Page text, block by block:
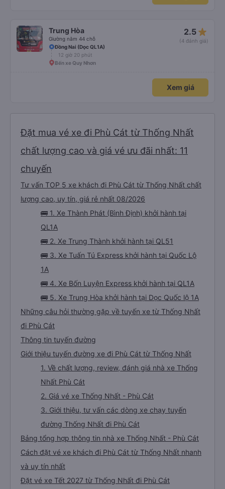
Trung Hòa
Giường nằm 44 chỗ
2.5 star_rate
(4 đánh giá)
Đồng Nai (Dọc QL1A)
12 giờ 20 phút
Bến xe Quy Nhơn
Xem giá
Đặt mua vé xe đi Phù Cát từ Thống Nhất
chất lượng cao và giá vé ưu đãi nhất: 11
chuyến
Tư vấn TOP 5 xe khách đi Phù Cát từ Thống Nhất chất
lượng cao, uy tín, giá rẻ nhất 08/2026
🚌 1. Xe Thành Phát (Bình Định) khởi hành tại
QL1A
🚌 2. Xe Trung Thành khởi hành tại QL51
🚌 3. Xe Tuấn Tú Express khởi hành tại Quốc Lộ
1A
🚌 4. Xe Bốn Luyện Express khởi hành tại QL1A
🚌 5. Xe Trung Hòa khởi hành tại Dọc Quốc lộ 1A
Những câu hỏi thường gặp về tuyến xe từ Thống Nhất
đi Phù Cát
Thông tin tuyến đường
Giới thiệu tuyến đường xe đi Phù Cát từ Thống Nhất
1. Về chất lượng, review, đánh giá nhà xe Thống
Nhất Phù Cát
2. Giá vé xe Thống Nhất - Phù Cát
3. Giới thiệu, tư vấn các dòng xe chạy tuyến
đường Thống Nhất đi Phù Cát
Bảng tổng hợp thông tin nhà xe Thống Nhất - Phù Cát
Cách đặt vé xe khách đi Phù Cát từ Thống Nhất nhanh
và uy tín nhất
Đặt vé xe Tết 2027 từ Thống Nhất đi Phù Cát